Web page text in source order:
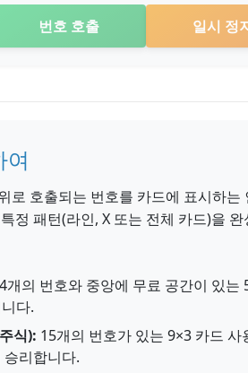
번호 호출 일시 정
여
로 호출되는 번호를 카드에 표시하는
정 패턴(라인, X 또는 전체 카드)을
개의 번호와 중앙에 무료 공간이 있는
다.
식): 15개의 번호가 있는 9×3 카드
리합니다.